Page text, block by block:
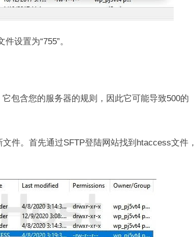
设置为“755”。
包含您的服务器的规则，因此它可能导致500的
件。首先通过SFTP登陆网站找到htaccess文件 ，